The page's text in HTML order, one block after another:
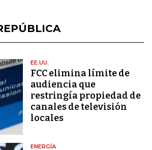
EE.UU.
FCC elimina límite de
audiencia que
restringía propiedad de
canales de televisión
locales
ENERGÍA